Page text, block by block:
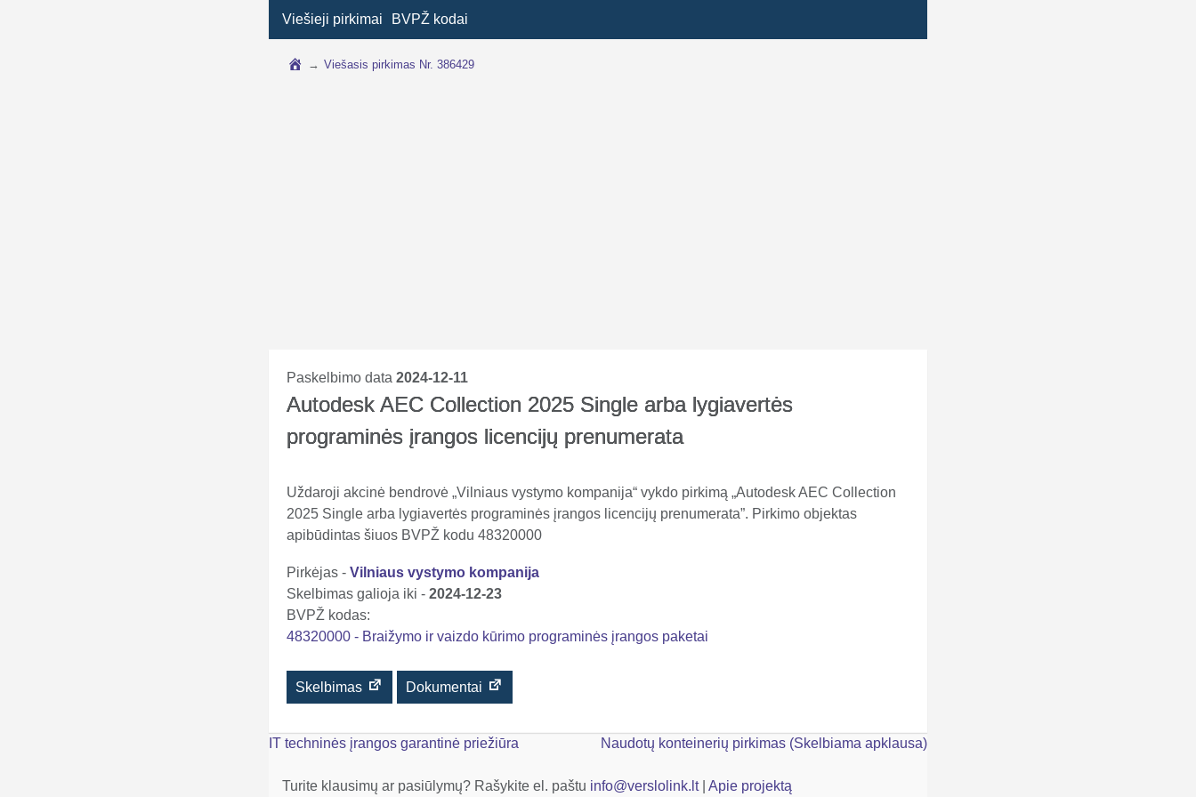
Viešieji pirkimai BVPŽ kodai
→ Viešasis pirkimas Nr. 386429
Paskelbimo data2024-12-11
Autodesk AEC Collection 2025 Single arba lygiavertės
programinės įrangos licencijų prenumerata
Uždaroji akcinė bendrovė „Vilniaus vystymo kompanija“ vykdo pirkimą „Autodesk AEC Collection
2025 Single arba lygiavertės programinės įrangos licencijų prenumerata”. Pirkimo objektas
apibūdintas šiuos BVPŽ kodu 48320000
Pirkėjas -Vilniaus vystymo kompanija
Skelbimas galioja iki -2024-12-23
BVPŽ kodas:
48320000 - Braižymo ir vaizdo kūrimo programinės įrangos paketai
Skelbimas Dokumentai
Navigacija
tarp
IT techninės įrangos garantinė priežiūra Naudotų konteinerių pirkimas (Skelbiama apklausa)
Turite klausimų ar pasiūlymų? Rašykite el. paštu info@verslolink.lt Apie projektą